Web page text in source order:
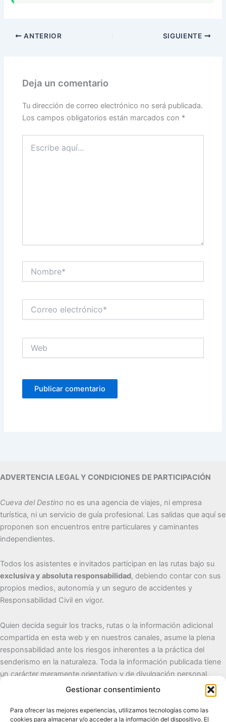
Gestionar consentimiento
Para ofrecer las mejores experiencias, utilizamos tecnologías como las
cookies para almacenar y/o acceder a la información del dispositivo. El
ANTERIOR SIGUIENTE
Deja un comentario
Tu dirección de correo electrónico no será publicada.
Los campos obligatorios están marcados con *
aquí...
electrónico*
ADVERTENCIA LEGAL Y CONDICIONES DE PARTICIPACIÓN
Cueva del Destino no es una agencia de viajes, ni empresa
turística, ni un servicio de guía profesional. Las salidas que aquí se
proponen son encuentros entre particulares y caminantes
independientes.
Todos los asistentes e invitados participan en las rutas bajo su
exclusiva y absoluta responsabilidad, debiendo contar con sus
propios medios, autonomía y un seguro de accidentes y
Responsabilidad Civil en vigor.
Quien decida seguir los tracks, rutas o la información adicional
compartida en esta web y en nuestros canales, asume la plena
responsabilidad ante los riesgos inherentes a la práctica del
senderismo en la naturaleza. Toda la información publicada tiene
un carácter meramente orientativo y de divulgación personal.